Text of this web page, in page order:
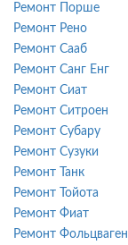
Ремонт Порше
Ремонт Рено
Ремонт Сааб
Ремонт Санг Енг
Ремонт Сиат
Ремонт Ситроен
Ремонт Субару
Ремонт Сузуки
Ремонт Танк
Ремонт Тойота
Ремонт Фиат
Ремонт Фольцваген